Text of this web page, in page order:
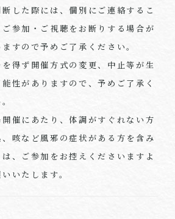
断した際には、個別にご連絡するこ
ご参加・ご視聴をお断りする場合が
すので予めご了承ください。
得ず開催方式の変更、中止等が生
能性がありますので、予めご了承く
催にあたり、体調がすぐれない方
、咳など風邪の症状がある方を含み
は、ご参加をお控えくださいますよ
いたします。